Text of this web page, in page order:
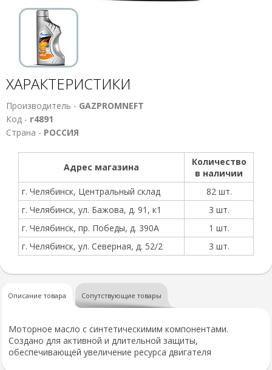
ХАРАКТЕРИСТИКИ
Производитель - GAZPROMNEFT
Код - г4891
Страна - РОССИЯ
Адрес магазина
Количество
в наличии
г. Челябинск, Центральный склад
82 шт.
г. Челябинск, ул. Бажова, д. 91, к1
3 шт.
г. Челябинск, пр. Победы, д. 390А
1 шт.
г. Челябинск, ул. Северная, д. 52/2
3 шт.
Описание товара Сопутствующие товары
Моторное масло с синтетическимим компонентами.
Создано для активной и длительной защиты,
обеспечивающей увеличение ресурса двигателя